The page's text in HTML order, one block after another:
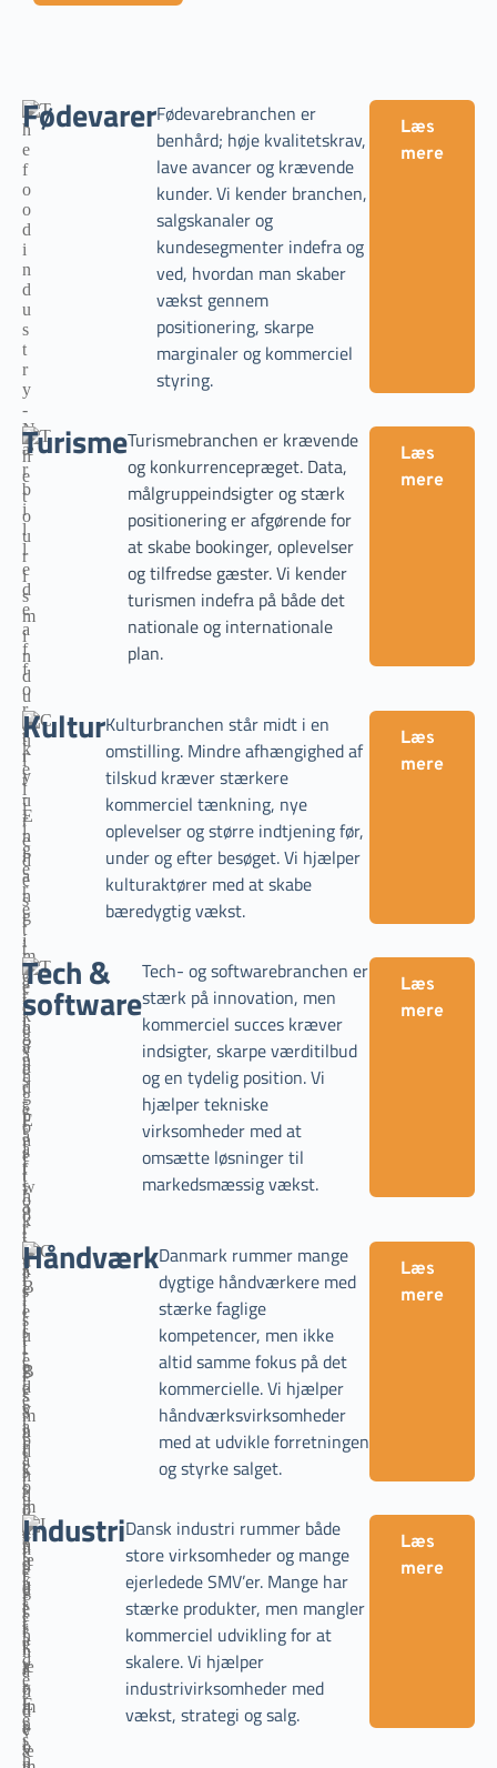
FødevarerFødevarebranchen er
benhård; høje kvalitetskrav,
lave avancer og krævende
kunder. Vi kender branchen,
salgskanaler og
kundesegmenter indefra og
ved, hvordan man skaber
vækst gennem
positionering, skarpe
marginaler og kommerciel
styring.
Læs
mere
TurismeTurismebranchen er krævende
og konkurrencepræget. Data,
målgruppeindsigter og stærk
positionering er afgørende for
at skabe bookinger, oplevelser
og tilfredse gæster. Vi kender
turismen indefra på både det
nationale og internationale
plan.
Læs
mere
KulturKulturbranchen står midt i en
omstilling. Mindre afhængighed af
tilskud kræver stærkere
kommerciel tænkning, nye
oplevelser og større indtjening før,
under og efter besøget. Vi hjælper
kulturaktører med at skabe
bæredygtig vækst.
Læs
mere
Tech &
software
Tech- og softwarebranchen er
stærk på innovation, men
kommerciel succes kræver
indsigter, skarpe værditilbud
og en tydelig position. Vi
hjælper tekniske
virksomheder med at
omsætte løsninger til
markedsmæssig vækst.
Læs
mere
HåndværkDanmark rummer mange
dygtige håndværkere med
stærke faglige
kompetencer, men ikke
altid samme fokus på det
kommercielle. Vi hjælper
håndværksvirksomheder
med at udvikle forretningen
og styrke salget.
Læs
mere
IndustriDansk industri rummer både
store virksomheder og mange
ejerledede SMV’er. Mange har
stærke produkter, men mangler
kommerciel udvikling for at
skalere. Vi hjælper
industrivirksomheder med
vækst, strategi og salg.
Læs
mere